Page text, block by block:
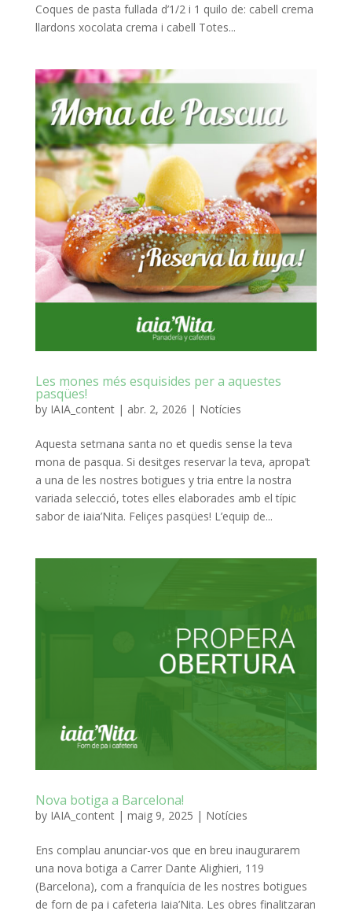
Coques de pasta fullada d’1/2 i 1 quilo de: cabell crema
llardons xocolata crema i cabell Totes...
Les mones més esquisides per a aquestes
pasqües!
by IAIA_content| abr. 2, 2026 | Notícies
Aquesta setmana santa no et quedis sense la teva
mona de pasqua. Si desitges reservar la teva, apropa’t
a una de les nostres botigues y tria entre la nostra
variada selecció, totes elles elaborades amb el típic
sabor de iaia’Nita. Feliçes pasqües! L’equip de...
Nova botiga a Barcelona!
by IAIA_content| maig 9, 2025 | Notícies
Ens complau anunciar-vos que en breu inaugurarem
una nova botiga a Carrer Dante Alighieri, 119
(Barcelona), com a franquícia de les nostres botigues
de forn de pa i cafeteria Iaia’Nita. Les obres finalitzaran